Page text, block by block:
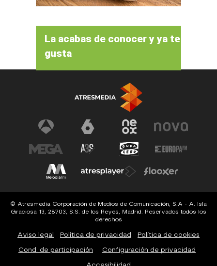
La acabas de conocer y ya te
gusta
© Atresmedia Corporación de Medios de Comunicación, S.A - A. Isla
Graciosa 13, 28703, S.S. de los Reyes, Madrid. Reservados todos los
derechos
Aviso legal Política de privacidad Política de cookies
Cond. de participación Configuración de privacidad